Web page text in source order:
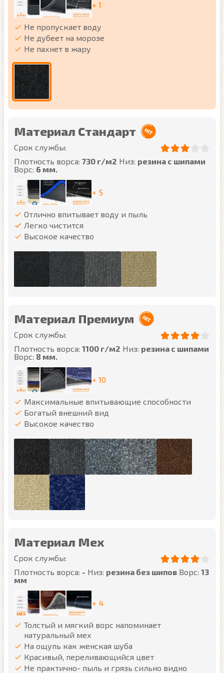
+ 1
Не пропускает воду
Не дубеет на морозе
Не пахнет в жару
Материал Стандарт
Срок службы:
Плотность ворса: 730 г/м2 Низ: резина с шипами
Ворс: 6 мм.
+ 5
Отлично впитывает воду и пыль
Легко чистится
Высокое качество
Материал Премиум
Срок службы:
Плотность ворса: 1100 г/м2 Низ: резина с шипами
Ворс: 8 мм.
+ 10
Максимальные впитывающие способности
Богатый внешний вид
Высокое качество
Материал Мех
Срок службы:
Плотность ворса: - Низ: резина без шипов Ворс: 13
мм
+ 4
Толстый и мягкий ворс напоминает
натуральный мех
На ощупь как женская шуба
Красивый, переливающийся цвет
Не практично- пыль и грязь сильно видно